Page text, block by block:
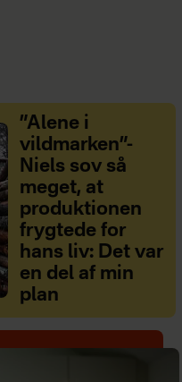
”Alene i
vildmarken”-
Niels sov så
meget, at
produktionen
frygtede for
hans liv: Det var
en del af min
plan